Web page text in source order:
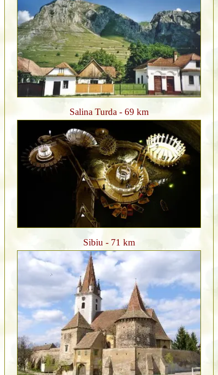
Salina Turda - 69 km
Sibiu - 71 km